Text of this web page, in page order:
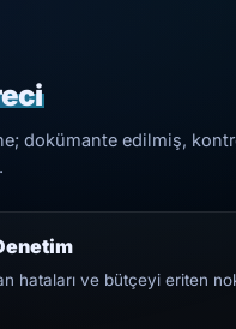
dokümante edilmiş,
hataları ve bütçeyi eriten